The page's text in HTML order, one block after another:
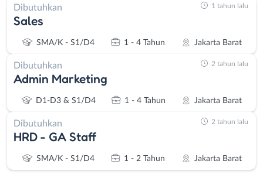
Dibutuhkan
Sales
SMA/K - S1/D4 1 - 4 Tahun Jakarta Barat
1 tahun lalu
Dibutuhkan
Admin Marketing
D1-D3 & S1/D4 1 - 4 Tahun Jakarta Barat
2 tahun lalu
Dibutuhkan
HRD - GA Staff
SMA/K - S1/D4 1 - 2 Tahun Jakarta Barat
2 tahun lalu